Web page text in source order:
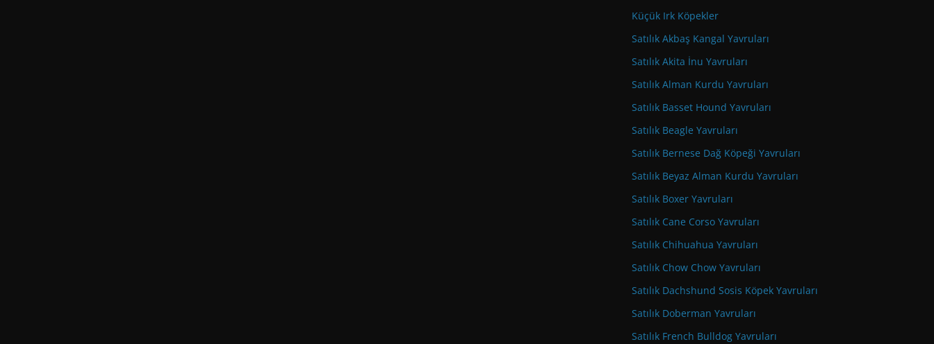
Küçük Irk Köpekler
Satılık Akbaş Kangal Yavruları
Satılık Akita İnu Yavruları
Satılık Alman Kurdu Yavruları
Satılık Basset Hound Yavruları
Satılık Beagle Yavruları
Satılık Bernese Dağ Köpeği Yavruları
Satılık Beyaz Alman Kurdu Yavruları
Satılık Boxer Yavruları
Satılık Cane Corso Yavruları
Satılık Chihuahua Yavruları
Satılık Chow Chow Yavruları
Satılık Dachshund Sosis Köpek Yavruları
Satılık Doberman Yavruları
Satılık French Bulldog Yavruları